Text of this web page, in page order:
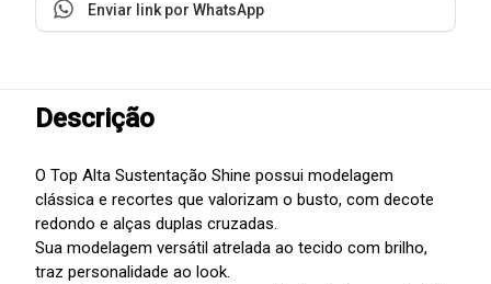
Enviar link por WhatsApp
Descrição
O Top Alta Sustentação Shine possui modelagem
clássica e recortes que valorizam o busto, com decote
redondo e alças duplas cruzadas.
Sua modelagem versátil atrelada ao tecido com brilho,
traz personalidade ao look.